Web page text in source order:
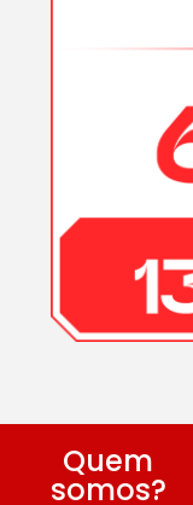
Quem
somos?